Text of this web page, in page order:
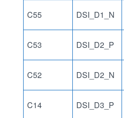
C55 DSI_D1_N
C53 DSI_D2_P
C52 DSI_D2_N
C14 DSI_D3_P